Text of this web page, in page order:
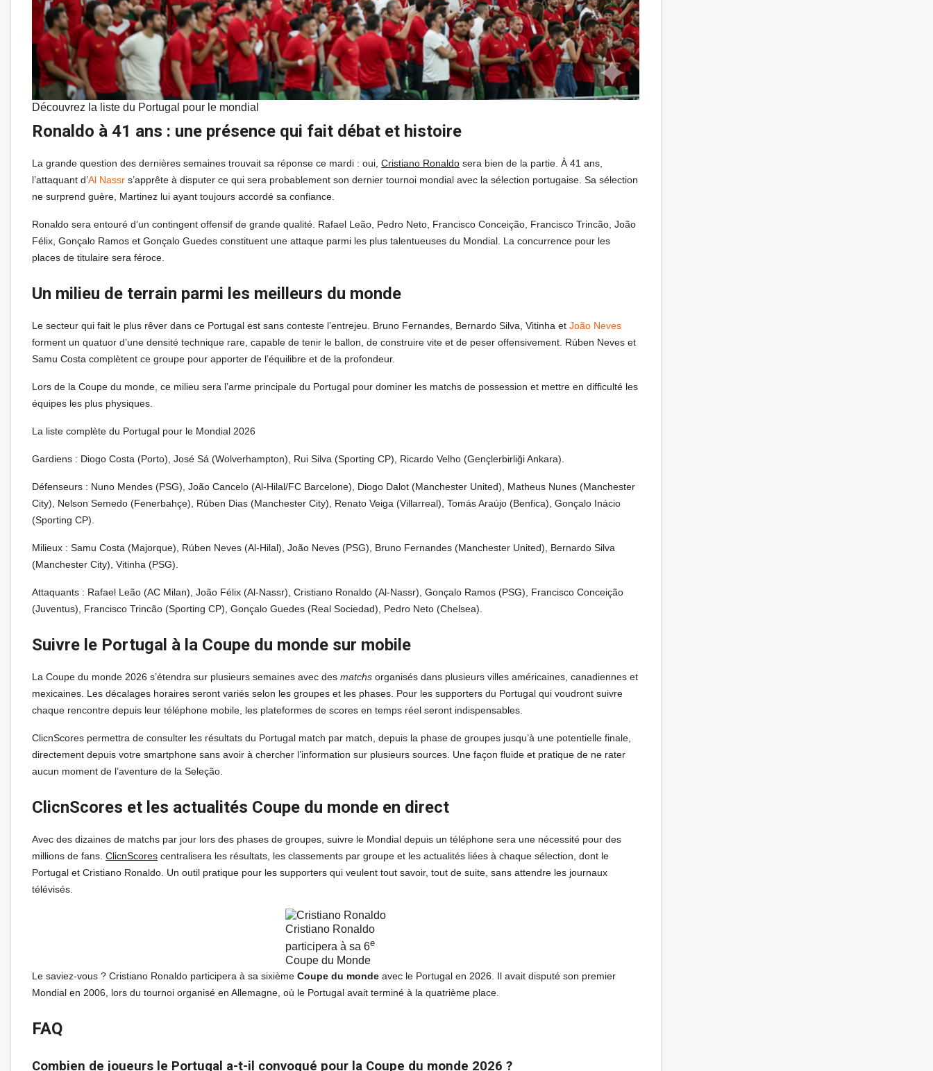
Découvrez la liste du Portugal pour le mondial
Ronaldo à 41 ans : une présence qui fait débat et histoire
La grande question des dernières semaines trouvait sa réponse ce mardi : oui, Cristiano Ronaldo sera bien de la partie. À 41 ans,
l’attaquant d’Al Nassr s’apprête à disputer ce qui sera probablement son dernier tournoi mondial avec la sélection portugaise. Sa sélection
ne surprend guère, Martinez lui ayant toujours accordé sa confiance.
Ronaldo sera entouré d’un contingent offensif de grande qualité. Rafael Leão, Pedro Neto, Francisco Conceição, Francisco Trincão, João
Félix, Gonçalo Ramos et Gonçalo Guedes constituent une attaque parmi les plus talentueuses du Mondial. La concurrence pour les
places de titulaire sera féroce.
Un milieu de terrain parmi les meilleurs du monde
Le secteur qui fait le plus rêver dans ce Portugal est sans conteste l’entrejeu. Bruno Fernandes, Bernardo Silva, Vitinha et João Neves
forment un quatuor d’une densité technique rare, capable de tenir le ballon, de construire vite et de peser offensivement. Rúben Neves et
Samu Costa complètent ce groupe pour apporter de l’équilibre et de la profondeur.
Lors de la Coupe du monde, ce milieu sera l’arme principale du Portugal pour dominer les matchs de possession et mettre en difficulté les
équipes les plus physiques.
La liste complète du Portugal pour le Mondial 2026
Gardiens : Diogo Costa (Porto), José Sá (Wolverhampton), Rui Silva (Sporting CP), Ricardo Velho (Gençlerbirliği Ankara).
Défenseurs : Nuno Mendes (PSG), João Cancelo (Al-Hilal/FC Barcelone), Diogo Dalot (Manchester United), Matheus Nunes (Manchester
City), Nelson Semedo (Fenerbahçe), Rúben Dias (Manchester City), Renato Veiga (Villarreal), Tomás Araújo (Benfica), Gonçalo Inácio
(Sporting CP).
Milieux : Samu Costa (Majorque), Rúben Neves (Al-Hilal), João Neves (PSG), Bruno Fernandes (Manchester United), Bernardo Silva
(Manchester City), Vitinha (PSG).
Attaquants : Rafael Leão (AC Milan), João Félix (Al-Nassr), Cristiano Ronaldo (Al-Nassr), Gonçalo Ramos (PSG), Francisco Conceição
(Juventus), Francisco Trincão (Sporting CP), Gonçalo Guedes (Real Sociedad), Pedro Neto (Chelsea).
Suivre le Portugal à la Coupe du monde sur mobile
La Coupe du monde 2026 s’étendra sur plusieurs semaines avec des matchs organisés dans plusieurs villes américaines, canadiennes et
mexicaines. Les décalages horaires seront variés selon les groupes et les phases. Pour les supporters du Portugal qui voudront suivre
chaque rencontre depuis leur téléphone mobile, les plateformes de scores en temps réel seront indispensables.
ClicnScores permettra de consulter les résultats du Portugal match par match, depuis la phase de groupes jusqu’à une potentielle finale,
directement depuis votre smartphone sans avoir à chercher l’information sur plusieurs sources. Une façon fluide et pratique de ne rater
aucun moment de l’aventure de la Seleção.
ClicnScores et les actualités Coupe du monde en direct
Avec des dizaines de matchs par jour lors des phases de groupes, suivre le Mondial depuis un téléphone sera une nécessité pour des
millions de fans. ClicnScores centralisera les résultats, les classements par groupe et les actualités liées à chaque sélection, dont le
Portugal et Cristiano Ronaldo. Un outil pratique pour les supporters qui veulent tout savoir, tout de suite, sans attendre les journaux
télévisés.
Cristiano Ronaldo
participera à sa 6e
Coupe du Monde
Le saviez-vous ? Cristiano Ronaldo participera à sa sixième Coupe du monde avec le Portugal en 2026. Il avait disputé son premier
Mondial en 2006, lors du tournoi organisé en Allemagne, où le Portugal avait terminé à la quatrième place.
FAQ
Combien de joueurs le Portugal a-t-il convoqué pour la Coupe du monde 2026 ?